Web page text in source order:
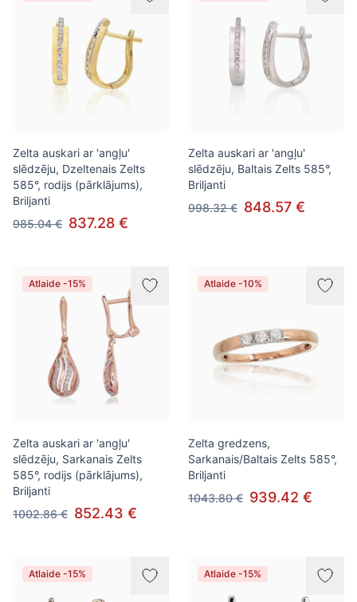
Zelta auskari ar 'angļu'
slēdzēju, Dzeltenais Zelts
585°, rodijs (pārklājums),
Briljanti
985.04 € 837.28 €
Zelta auskari ar 'angļu'
slēdzēju, Baltais Zelts 585°,
Briljanti
998.32 € 848.57 €
Atlaide -15%
Zelta auskari ar 'angļu'
slēdzēju, Sarkanais Zelts
585°, rodijs (pārklājums),
Briljanti
1002.86 € 852.43 €
Atlaide -10%
Zelta gredzens,
Sarkanais/Baltais Zelts 585°,
Briljanti
1043.80 € 939.42 €
Atlaide -15% Atlaide -15%